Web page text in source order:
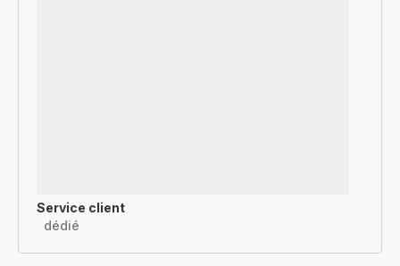
Service client
dédié